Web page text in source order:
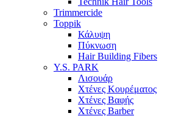
Trimmercide
Toppik
Κάλυψη
Πύκνωση
Hair Building Fibers
Y.S. PARK
Λισουάρ
Χτένες Κουρέματος
Χτένες Βαφής
Χτένες Barber